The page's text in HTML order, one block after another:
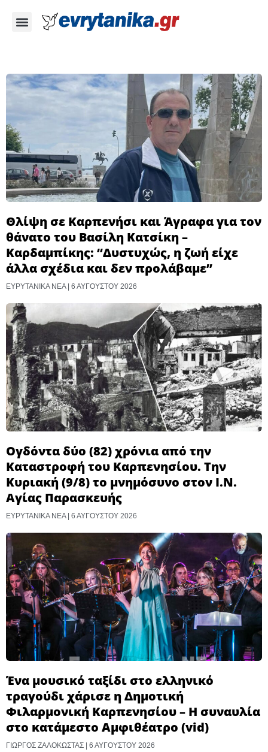
Θλίψη σε Καρπενήσι και Άγραφα για τον
θάνατο του Βασίλη Κατσίκη –
Καρδαμπίκης: “Δυστυχώς, η ζωή είχε
άλλα σχέδια και δεν προλάβαμε”
ΕΥΡΥΤΑΝΙΚΑ ΝΕΑ 6 ΑΥΓΟΎΣΤΟΥ 2026
Ογδόντα δύο (82) χρόνια από την
Καταστροφή του Καρπενησίου. Την
Κυριακή (9/8) το μνημόσυνο στον Ι.Ν.
Αγίας Παρασκευής
ΕΥΡΥΤΑΝΙΚΑ ΝΕΑ 6 ΑΥΓΟΎΣΤΟΥ 2026
Ένα μουσικό ταξίδι στο ελληνικό
τραγούδι χάρισε η Δημοτική
Φιλαρμονική Καρπενησίου – Η συναυλία
στο κατάμεστο Αμφιθέατρο (vid)
ΓΙΏΡΓΟΣ ΖΑΛΟΚΏΣΤΑΣ 6 ΑΥΓΟΎΣΤΟΥ 2026